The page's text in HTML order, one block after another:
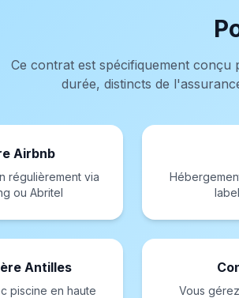
Ce contrat est spécifiquement
durée, distincts de
Airbnb
régulièrement via
ou Abritel
Antilles
piscine en haute
Vous